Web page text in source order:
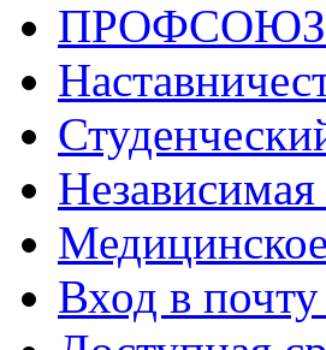
ПРОФСОЮЗ
Независимая
Вход в